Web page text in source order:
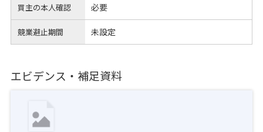
買主の本人確認 必要
競業避止期間 未設定
エビデンス・補足資料